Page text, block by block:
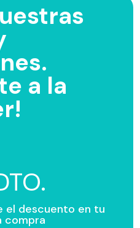
a la
el descuento en tu
compra